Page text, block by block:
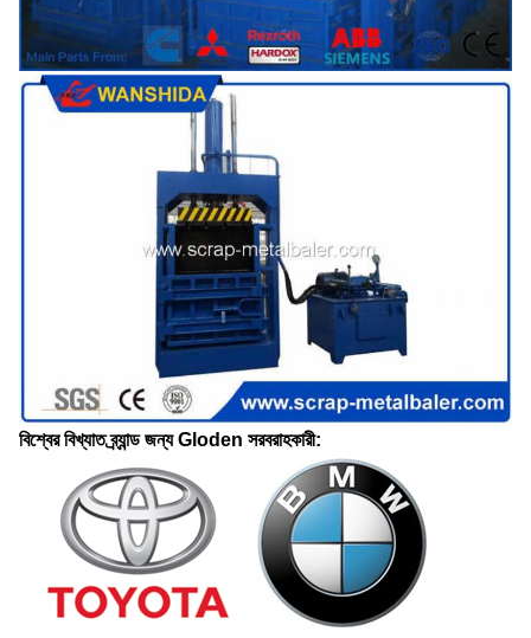
বিশ্বের বিখ্যাত ব্র্যান্ড জন্য Gloden সরবরাহকারী: